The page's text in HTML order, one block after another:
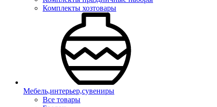
Комплекты хозтовары
Мебель,интерьер,сувениры
Все товары